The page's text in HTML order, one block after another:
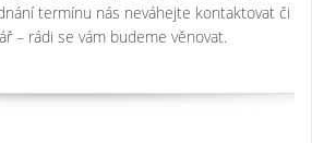
termínu nás neváhejte kontaktovat či
– rádi se vám budeme věnovat.